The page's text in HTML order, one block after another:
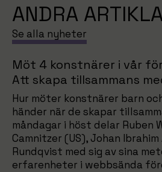
ANDRA
Se alla nyheter
Möt 4 konstnärer i vår
Att skapa tillsammans
Hur möter konstnärer barn
händer när de skapar
måndagar i höst delar Ruben
Camnitzer (US), Johan
Rundqvist med sig av sina
erfarenheter i webbsända